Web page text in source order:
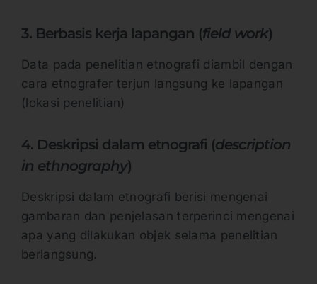
3. Berbasis kerja lapangan (field work)
Data pada penelitian etnografi diambil dengan
cara etnografer terjun langsung ke lapangan
(lokasi penelitian)
4. Deskripsi dalam etnografi (description
in ethnography)
Deskripsi dalam etnografi berisi mengenai
gambaran dan penjelasan terperinci mengenai
apa yang dilakukan objek selama penelitian
berlangsung.